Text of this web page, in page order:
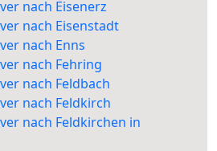
nach Eisenerz
nach Eisenstadt
nach Enns
nach Fehring
nach Feldbach
nach Feldkirch
nach Feldkirchen in